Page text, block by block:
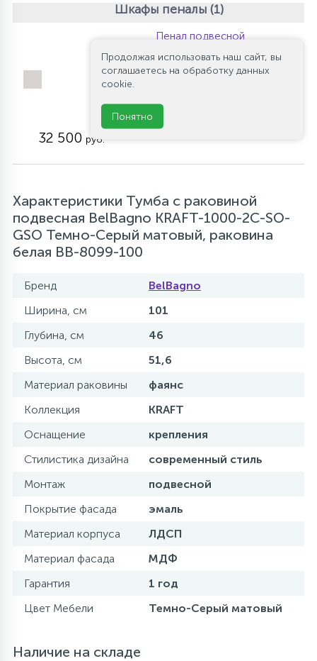
Шкафы пеналы (1)
Пенал подвесной
1A-SC-GSO
универсальный, Темно-
Артикул: KRAFT-
1600-1A-SC-GSO
32 500 руб.
Характеристики Тумба с раковиной
подвесная BelBagno KRAFT-1000-2C-SO-
GSO Темно-Серый матовый, раковина
белая BB-8099-100
Бренд
BelBagno
Ширина, см
101
Глубина, см
46
Высота, см
51,6
Материал раковины
фаянс
Коллекция
KRAFT
Оснащение
крепления
Стилистика дизайна
современный стиль
Монтаж
подвесной
Покрытие фасада
эмаль
Материал корпуса
ЛДСП
Материал фасада
МДФ
Гарантия
1 год
Цвет Мебели
Темно-Серый матовый
Наличие на складе
Продолжая использовать наш сайт, вы
соглашаетесь на обработку данных
cookie.
Понятно